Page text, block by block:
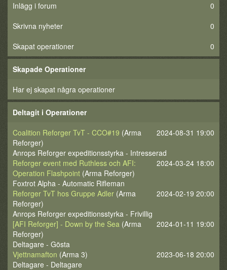
Inlägg i forum
0
Skrivna nyheter
0
Skapat operationer
0
Skapade Operationer
Har ej skapat några operationer
Deltagit i Operationer
2024-08-31 19:00
Coalition Reforger TvT - CCO#19 (Arma
Reforger)
Anrops Reforger expeditionsstyrka - Intresserad
2024-03-24 18:00
Reforger event med Ruthless och AFI:
Operation Flashpoint (Arma Reforger)
Foxtrot Alpha - Automatic Rifleman
2024-02-19 20:00
Reforger TvT hos Gruppe Adler (Arma
Reforger)
Anrops Reforger expeditionsstyrka - Frivillig
2024-01-11 19:00
[AFI Reforger] - Down by the Sea (Arma
Reforger)
Deltagare - Gösta
2023-06-18 20:00
Vjettnamafton (Arma 3)
Deltagare - Deltagare